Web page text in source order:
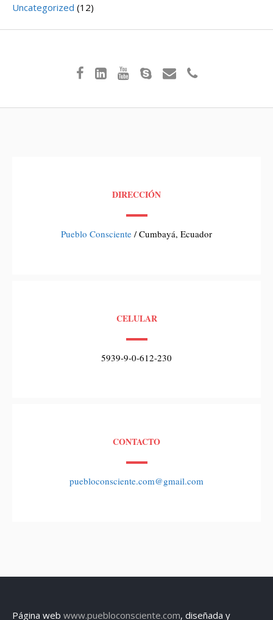
Uncategorized (12)
DIRECCIÓN
Pueblo Consciente / Cumbayá, Ecuador
CELULAR
5939-9-0-612-230
CONTACTO
puebloconsciente.com@gmail.com
Página web www.puebloconsciente.com, diseñada y